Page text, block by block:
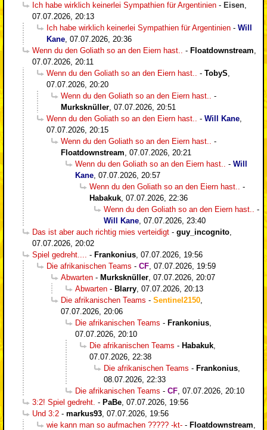
Ich habe wirklich keinerlei Sympathien für Argentinien - Eisen
07.07.2026, 20:13
Ich habe wirklich keinerlei Sympathien für Argentinien - Will
Kane 07.07.2026, 20:36
Wenn du den Goliath so an den Eiern hast..
- Floatdownstream
07.07.2026, 20:11
Wenn du den Goliath so an den Eiern hast..
- TobyS
07.07.2026, 20:20
Wenn du den Goliath so an den Eiern hast..
-
Murksknüller 07.07.2026, 20:51
Wenn du den Goliath so an den Eiern hast..
- Will Kane
07.07.2026, 20:15
Wenn du den Goliath so an den Eiern hast..
-
Floatdownstream 07.07.2026, 20:21
Wenn du den Goliath so an den Eiern hast..
- Will
Kane 07.07.2026, 20:57
Wenn du den Goliath so an den Eiern hast..
-
Habakuk 07.07.2026, 22:36
Wenn du den Goliath so an den Eiern hast..
-
Will Kane 07.07.2026, 23:40
Das ist aber auch richtig mies verteidigt - guy_incognito
07.07.2026, 20:02
Spiel gedreht....
- Frankonius 07.07.2026, 19:56
Die afrikanischen Teams - CF 07.07.2026, 19:59
Abwarten - Murksknüller 07.07.2026, 20:07
Abwarten - Blarry 07.07.2026, 20:13
Die afrikanischen Teams - Sentinel2150
07.07.2026, 20:06
Die afrikanischen Teams - Frankonius
07.07.2026, 20:10
Die afrikanischen Teams - Habakuk
07.07.2026, 22:38
Die afrikanischen Teams - Frankonius
08.07.2026, 22:33
Die afrikanischen Teams - CF 07.07.2026, 20:10
3:2! Spiel gedreht. - PaBe 07.07.2026, 19:56
Und 3:2 - markus93 07.07.2026, 19:56
wie kann man so aufmachen ????? -kt- - Floatdownstream